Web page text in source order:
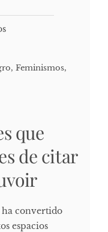
, Feminismos,
que
de citar
ha convertido
espacios